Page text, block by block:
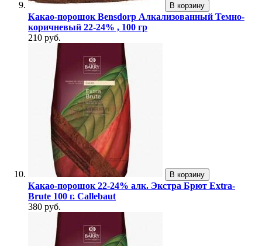
В корзину
Какао-порошок Bensdorp Алкализованный Темно-
коричневый 22-24% , 100 гр
210 руб.
В корзину
Какао-порошок 22-24% алк. Экстра Брют Extra-
Brute 100 г. Callebaut
380 руб.